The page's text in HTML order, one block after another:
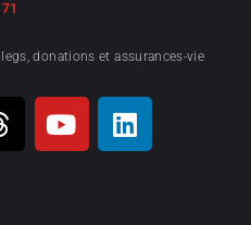
donations et assurances-vie